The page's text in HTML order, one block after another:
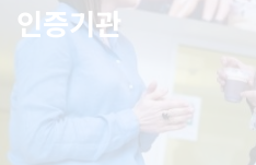
인증기관